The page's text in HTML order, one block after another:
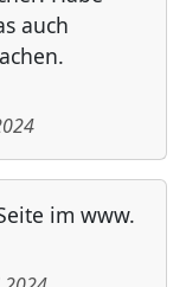
auch
im www.